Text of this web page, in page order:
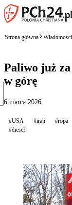
Strona główna Wiadomości
Paliwo już za
w górę
6 marca 2026
#USA #iran #ropa
#diesel